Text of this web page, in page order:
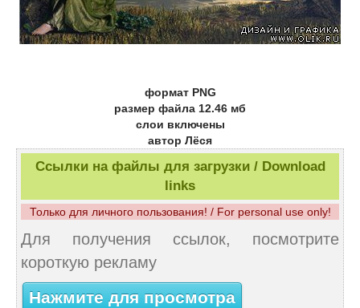
формат PNG
размер файла 12.46 мб
слои включены
автор Лёся
Ссылки на файлы для загрузки / Download
links
Только для личного пользования! / For personal use only!
Для получения ссылок, посмотрите
короткую рекламу
Нажмите для просмотра